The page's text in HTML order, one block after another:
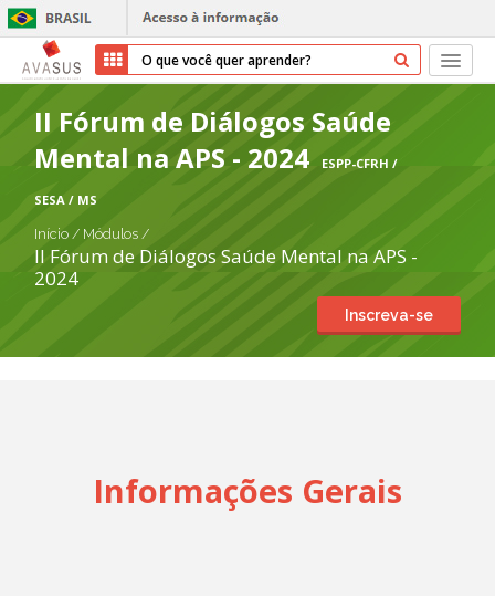
Início
Cursos
Sobre nós
Cadastrar
II Fórum de Diálogos Saúde
Mental na APS - 2024
ESPP-CFRH /
SESA / MS
Início / Módulos/
II Fórum de Diálogos Saúde Mental na APS -
2024
Inscreva-se
Informações Gerais